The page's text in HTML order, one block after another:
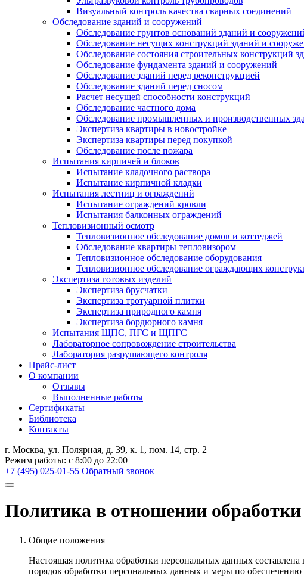
Визуальный контроль качества сварных соединений
Обследование зданий и сооружений
Обследование грунтов оснований зданий и
Обследование несущих конструкций зданий и
Обследование состояния строительных конструкций
Обследование фундамента зданий и сооружений
Обследование зданий перед реконструкцией
Обследование зданий перед сносом
Расчет несущей способности конструкций
Обследование частного дома
Обследование промышленных и производственных
Экспертиза квартиры в новостройке
Экспертиза квартиры перед покупкой
Обследование после пожара
Испытания кирпичей и блоков
Испытание кладочного раствора
Испытание кирпичной кладки
Испытания лестниц и ограждений
Испытание ограждений кровли
Испытания балконных ограждений
Тепловизионный осмотр
Тепловизионное обследование домов и коттеджей
Обследование квартиры тепловизором
Тепловизионное обследование оборудования
Тепловизионное обследование ограждающих
Экспертиза готовых изделий
Экспертиза брусчатки
Экспертиза тротуарной плитки
Экспертиза природного камня
Экспертиза бордюрного камня
Испытания ЩПС, ПГС и ЩПГС
Лабораторное сопровождение строительства
Лаборатория разрушающего контроля
Прайс-лист
О компании
Отзывы
Выполненные работы
Сертификаты
Библиотека
Контакты
г. Москва, ул. Полярная, д. 39, к. 1, пом. 14, стр. 2
Режим работы: с 8:00 до 22:00
+7 (495) 025-01-55 Обратный звонок
Политика в отношении
Общие положения
Настоящая политика обработки персональных данных
порядок обработки персональных данных и меры по